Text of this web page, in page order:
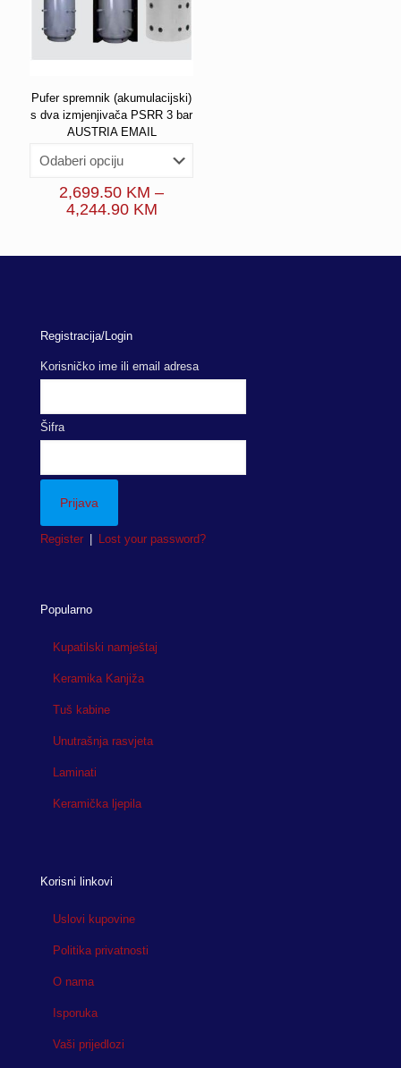
Pufer spremnik (akumulacijski)
s dva izmjenjivača PSRR 3 bar
AUSTRIA EMAIL
2,699.50 KM –
4,244.90 KMPrice
through
Registracija/Login
Korisničko ime ili email adresa
Šifra
Register Lost your password?
Popularno
Kupatilski namještaj
Keramika Kanjiža
Tuš kabine
Unutrašnja rasvjeta
Laminati
Keramička ljepila
Korisni linkovi
Uslovi kupovine
Politika privatnosti
O nama
Isporuka
Vaši prijedlozi